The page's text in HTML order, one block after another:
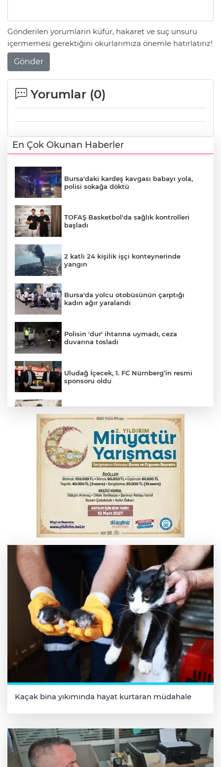
Gönderilen yorumların küfür, hakaret ve suç unsuru
içermemesi gerektiğini okurlarımıza önemle hatırlatırız!
Gönder
Yorumlar (0)
En Çok Okunan Haberler
Bursa'daki kardeş kavgası babayı yola,
polisi sokağa döktü
TOFAŞ Basketbol'da sağlık kontrolleri
başladı
2 katlı 24 kişilik işçi konteynerinde
yangın
Bursa'da yolcu otobüsünün çarptığı
kadın ağır yaralandı
Polisin 'dur' ihtarına uymadı, ceza
duvarına tosladı
Uludağ İçecek, 1. FC Nürnberg’in resmi
sponsoru oldu
sahada tuttu
Erguvan Bayramı minyatür sanatıyla
geleceğe taşınacak
Trabzonspor'da Folcarelli ameliyat oldu
THY temmuzda yolcu rekoru kırdı
Kaçak bina yıkımında hayat kurtaran müdahale